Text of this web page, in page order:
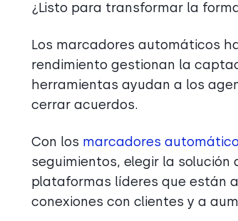
¿Listo para transformar la
Los marcadores automáticos
rendimiento gestionan la
herramientas ayudan a los
cerrar acuerdos.
Con los marcadores
seguimientos, elegir la
plataformas líderes que están
conexiones con clientes y a